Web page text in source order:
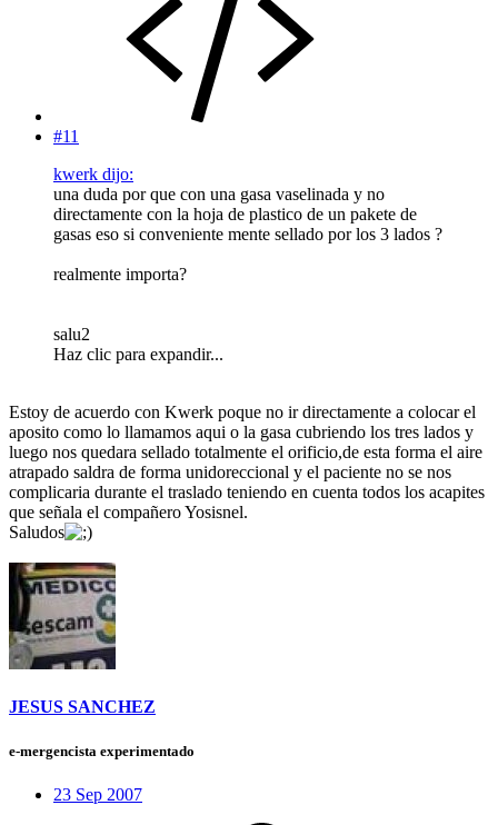
#11
kwerk dijo:
una duda por que con una gasa vaselinada y no
directamente con la hoja de plastico de un pakete de
gasas eso si conveniente mente sellado por los 3 lados ?
realmente importa?
salu2
Haz clic para expandir...
Estoy de acuerdo con Kwerk poque no ir directamente a colocar el
aposito como lo llamamos aqui o la gasa cubriendo los tres lados y
luego nos quedara sellado totalmente el orificio,de esta forma el aire
atrapado saldra de forma unidoreccional y el paciente no se nos
complicaria durante el traslado teniendo en cuenta todos los acapites
que señala el compañero Yosisnel.
Saludos
JESUS SANCHEZ
e-mergencista experimentado
23 Sep 2007